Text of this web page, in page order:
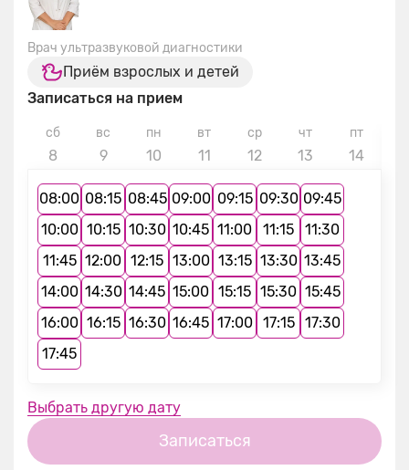
Врач ультразвуковой диагностики
Приём взрослых и детей
Записаться на прием
сб
8
вс
9
пн
10
вт
11
ср
12
чт
13
пт
14
08:00 08:15 08:45 09:00 09:15 09:30 09:45
10:00 10:15 10:30 10:45 11:00 11:15
11:30
11:45 12:00 12:15 13:00 13:15 13:30 13:45
14:00 14:30 14:45 15:00 15:15 15:30 15:45
16:00 16:15 16:30 16:45 17:00 17:15
17:30
17:45
Выбрать другую дату
Записаться